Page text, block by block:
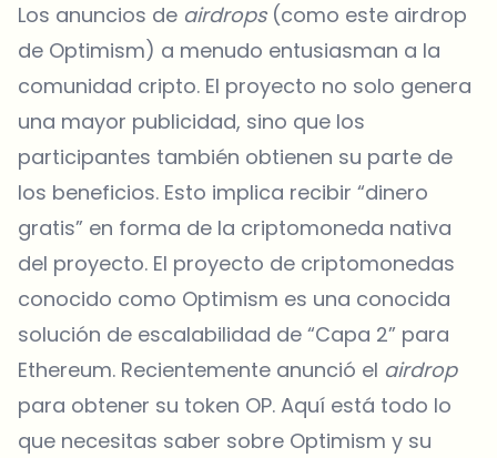
Los anuncios de airdrops (como este airdrop
de Optimism) a menudo entusiasman a la
comunidad cripto. El proyecto no solo genera
una mayor publicidad, sino que los
participantes también obtienen su parte de
los beneficios. Esto implica recibir “dinero
gratis” en forma de la criptomoneda nativa
del proyecto. El proyecto de criptomonedas
conocido como Optimism es una conocida
solución de escalabilidad de “Capa 2” para
Ethereum. Recientemente anunció el airdrop
para obtener su token OP. Aquí está todo lo
que necesitas saber sobre Optimism y su